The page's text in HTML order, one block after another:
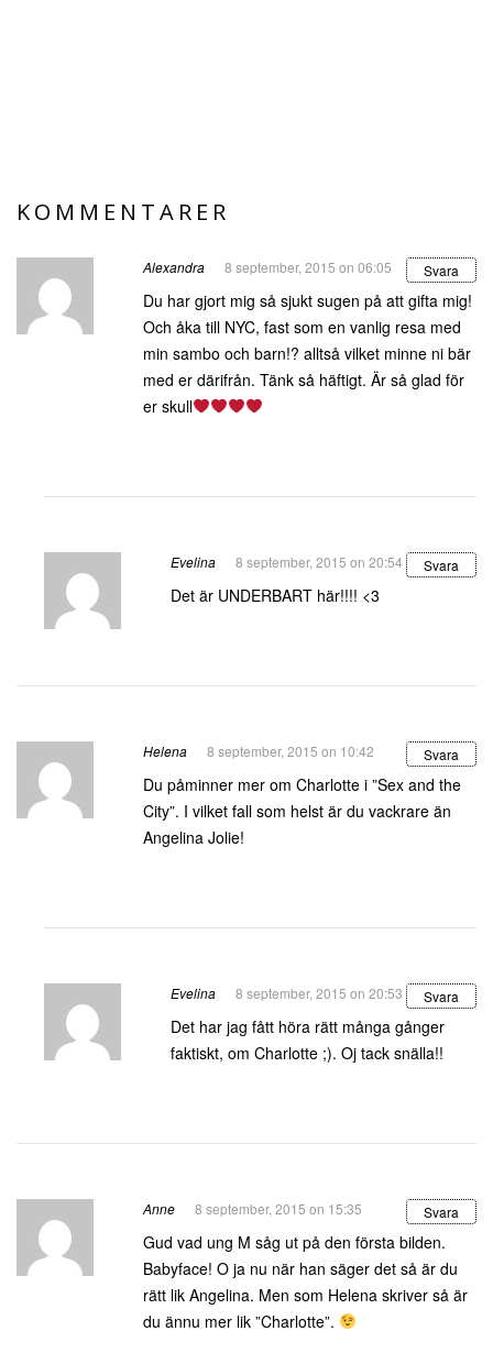
KOMMENTARER
Alexandra 8 september, 2015 on 06:05 Svara
Du har gjort mig så sjukt sugen på att gifta mig!
Och åka till NYC, fast som en vanlig resa med
min sambo och barn!? alltså vilket minne ni bär
med er därifrån. Tänk så häftigt. Är så glad för
er skull
Evelina 8 september, 2015 on 20:54 Svara
Det är UNDERBART här!!!! <3
Helena 8 september, 2015 on 10:42 Svara
Du påminner mer om Charlotte i ”Sex and the
City”. I vilket fall som helst är du vackrare än
Angelina Jolie!
Evelina 8 september, 2015 on 20:53 Svara
Det har jag fått höra rätt många gånger
faktiskt, om Charlotte ;). Oj tack snälla!!
Anne 8 september, 2015 on 15:35 Svara
Gud vad ung M såg ut på den första bilden.
Babyface! O ja nu när han säger det så är du
rätt lik Angelina. Men som Helena skriver så är
du ännu mer lik ”Charlotte”.